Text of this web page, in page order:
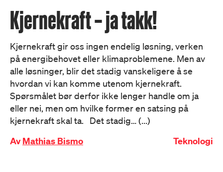
Kjernekraft – ja takk!
Kjernekraft gir oss ingen endelig løsning, verken
på energibehovet eller klimaproblemene. Men av
alle løsninger, blir det stadig vanskeligere å se
hvordan vi kan komme utenom kjernekraft.
Spørsmålet bør derfor ikke lenger handle om ja
eller nei, men om hvilke former en satsing på
kjernekraft skal ta. Det stadig… (...)
AvMathias Bismo Teknologi